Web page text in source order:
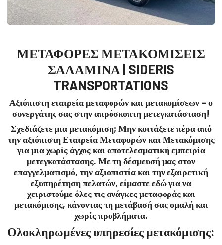
ΜΕΤΑΦΟΡΕΣ ΜΕΤΑΚΟΜΙΣΕΙΣ
ΣΑΛΑΜΙΝΑ | SIDERIS
TRANSPORTATIONS
Αξιόπιστη εταιρεία μεταφορών και μετακομίσεων – ο
συνεργάτης σας στην απρόσκοπτη μετεγκατάσταση!
Σχεδιάζετε μια μετακόμιση; Μην κοιτάξετε πέρα από
την αξιόπιστη Εταιρεία Μεταφορών και Μετακόμισης
για μια χωρίς άγχος και αποτελεσματική εμπειρία
μετεγκατάστασης. Με τη δέσμευσή μας στον
επαγγελματισμό, την αξιοπιστία και την εξαιρετική
εξυπηρέτηση πελατών, είμαστε εδώ για να
χειριστούμε όλες τις ανάγκες μεταφοράς και
μετακόμισης, κάνοντας τη μετάβασή σας ομαλή και
χωρίς προβλήματα.
Ολοκληρωμένες υπηρεσίες μετακόμισης: